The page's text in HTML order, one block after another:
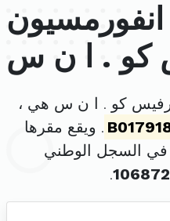
كو . ا ن س
كو . ا ن س هي ،
. ويقع مقرها
السجل الوطني
.